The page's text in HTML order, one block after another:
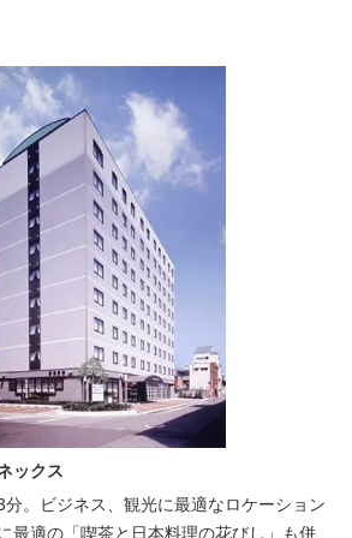
用ください。
ックス
。ビジネス、観光に最適なロケーション
最適の「喫茶と日本料理の花びし」も併